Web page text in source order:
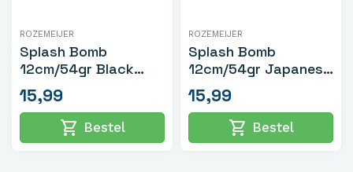
ROZEMEIJER
Splash Bomb
12cm/54gr Black
Ghost
15,99
shopping_cart Bestel
ROZEMEIJER
Splash Bomb
12cm/54gr Japanese
Shock
15,99
shopping_cart Bestel